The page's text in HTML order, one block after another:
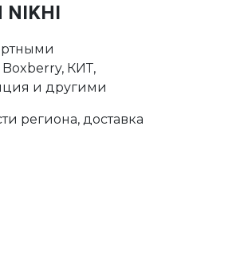
КИТ,
и другими
региона, доставка